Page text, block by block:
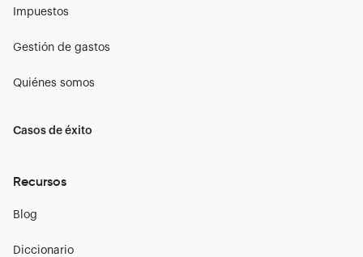
Impuestos
Gestión de gastos
Quiénes somos
Casos de éxito
Recursos
Blog
Diccionario